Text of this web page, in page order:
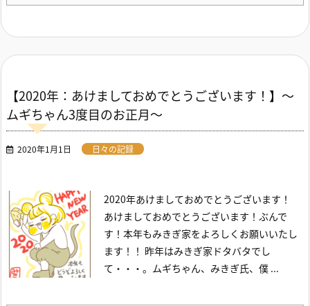
【2020年：あけましておめでとうございます！】～
ムギちゃん3度目のお正月～
2020年1月1日 日々の記録
2020年あけましておめでとうございます！
あけましておめでとうございます！ぶんで
す！ 本年もみきぎ家をよろしくお願いいたし
ます！！ 昨年はみきぎ家ドタバタでし
て・・・。ムギちゃん、みきぎ氏、僕 ...